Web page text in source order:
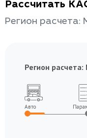
Рассчитать
Регион расчета:
Регион расчета:
Авто